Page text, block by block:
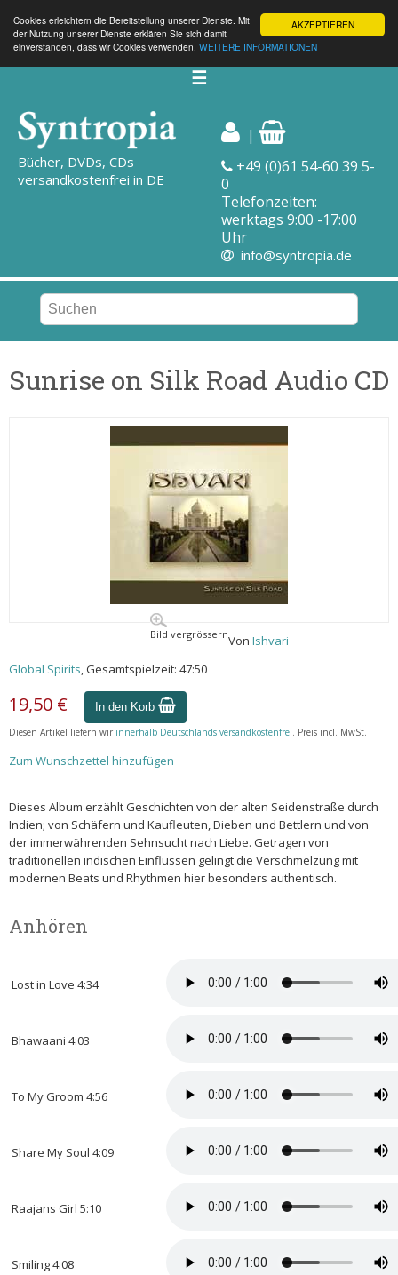
AKZEPTIEREN
Cookies erleichtern die Bereitstellung unserer Dienste. Mit
der Nutzung unserer Dienste erklären Sie sich damit
einverstanden, dass wir Cookies verwenden. WEITERE INFORMATIONEN
☰
Bücher, DVDs, CDs
versandkostenfrei in DE
|
+49 (0)61 54-60 39 5-
0
Telefonzeiten:
werktags 9:00 -17:00
Uhr
info@syntropia.de
Sunrise on Silk Road Audio CD
Bild vergrössernVon Ishvari
Global Spirits, Gesamtspielzeit: 47:50
19,50 € In den Korb
Diesen Artikel liefern wir innerhalb Deutschlands versandkostenfrei. Preis incl. MwSt.
Zum Wunschzettel hinzufügen
Dieses Album erzählt Geschichten von der alten Seidenstraße durch
Indien; von Schäfern und Kaufleuten, Dieben und Bettlern und von
der immerwährenden Sehnsucht nach Liebe. Getragen von
traditionellen indischen Einflüssen gelingt die Verschmelzung mit
modernen Beats und Rhythmen hier besonders authentisch.
Anhören
Lost in Love 4:34
Bhawaani 4:03
To My Groom 4:56
Share My Soul 4:09
Raajans Girl 5:10
Smiling 4:08